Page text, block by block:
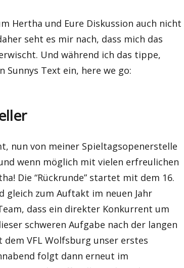
Hertha und Eure Diskussion auch nicht
seht es mir nach, dass mich das
Und während ich das tippe,
Sunnys Text ein, here we go:
nun von meiner Spieltagsopenerstelle
wenn möglich mit vielen erfreulichen
Die “Rückrunde” startet mit dem 16.
gleich zum Auftakt im neuen Jahr
dass ein direkter Konkurrent um
schweren Aufgabe nach der langen
VFL Wolfsburg unser erstes
folgt dann erneut im